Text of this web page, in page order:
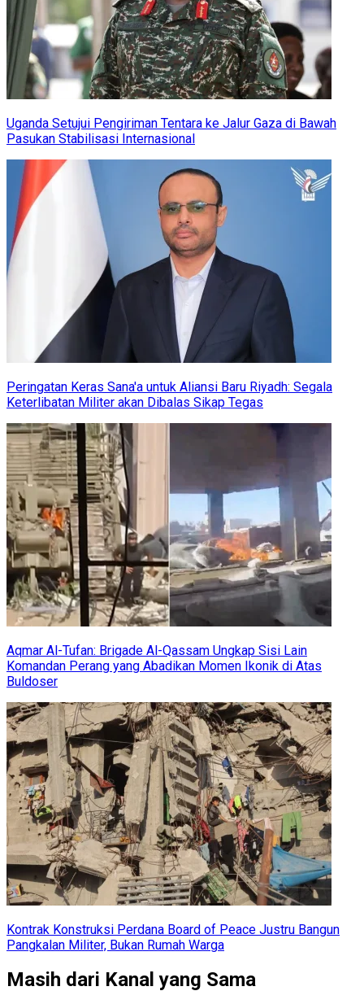
Uganda Setujui Pengiriman Tentara ke Jalur Gaza di Bawah
Pasukan Stabilisasi Internasional
Peringatan Keras Sana'a untuk Aliansi Baru Riyadh: Segala
Keterlibatan Militer akan Dibalas Sikap Tegas
Aqmar Al-Tufan: Brigade Al-Qassam Ungkap Sisi Lain
Komandan Perang yang Abadikan Momen Ikonik di Atas
Buldoser
Kontrak Konstruksi Perdana Board of Peace Justru Bangun
Pangkalan Militer, Bukan Rumah Warga
Masih dari Kanal yang Sama